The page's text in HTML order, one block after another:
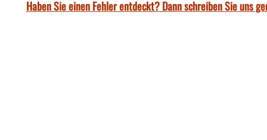
Haben Sie einen Fehler entdeckt? Dann schreiben Sie uns